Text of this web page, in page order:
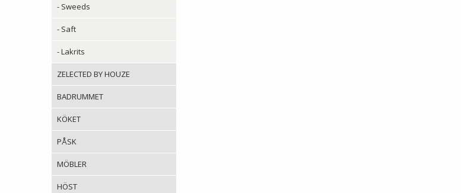
- Sweeds
- Saft
- Lakrits
ZELECTED BY HOUZE
BADRUMMET
KÖKET
PÅSK
MÖBLER
HÖST